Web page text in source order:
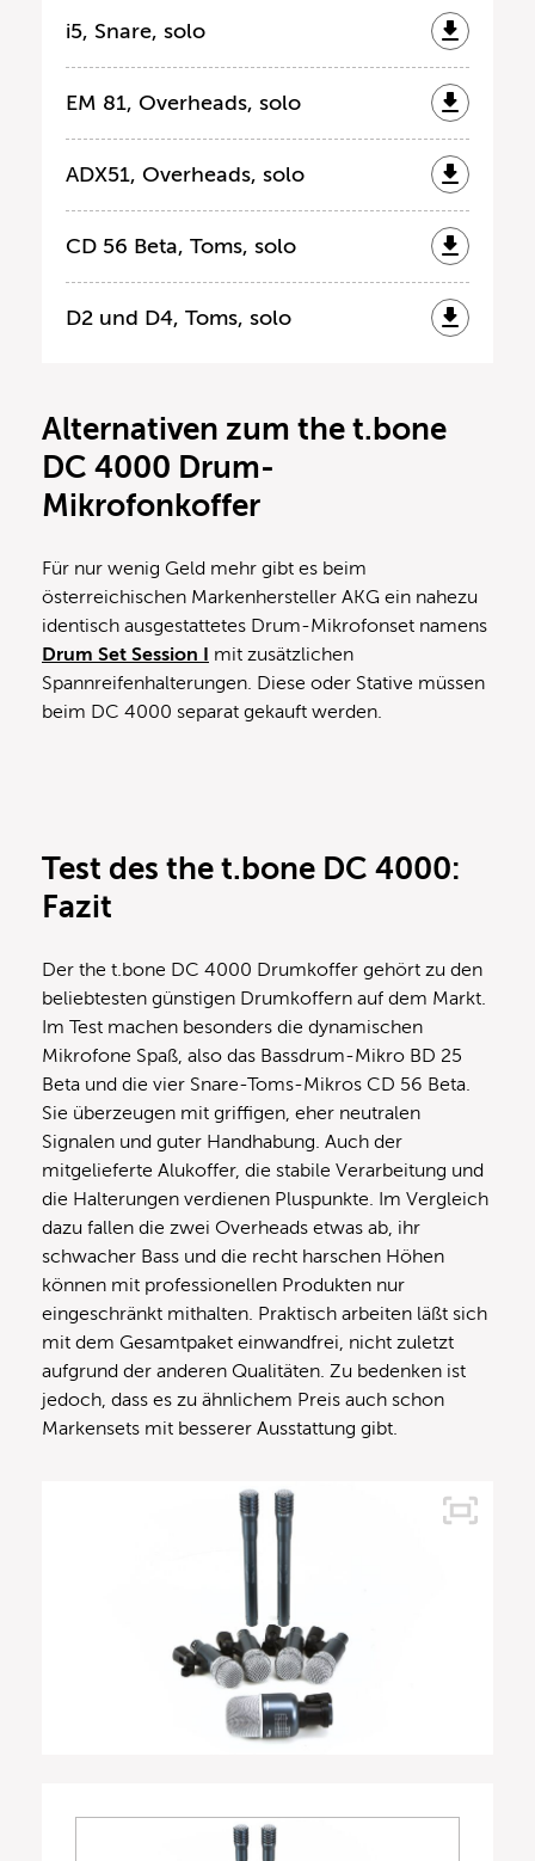
i5, Snare, solo
EM 81, Overheads, solo
ADX51, Overheads, solo
CD 56 Beta, Toms, solo
D2 und D4, Toms, solo
Alternativen zum the t.bone
DC 4000 Drum-
Mikrofonkoffer
Für nur wenig Geld mehr gibt es beim
österreichischen Markenhersteller AKG ein nahezu
identisch ausgestattetes Drum-Mikrofonset namens
Drum Set Session I mit zusätzlichen
Spannreifenhalterungen. Diese oder Stative müssen
beim DC 4000 separat gekauft werden.
Test des the t.bone DC 4000:
Fazit
Der the t.bone DC 4000 Drumkoffer gehört zu den
beliebtesten günstigen Drumkoffern auf dem Markt.
Im Test machen besonders die dynamischen
Mikrofone Spaß, also das Bassdrum-Mikro BD 25
Beta und die vier Snare-Toms-Mikros CD 56 Beta.
Sie überzeugen mit griffigen, eher neutralen
Signalen und guter Handhabung. Auch der
mitgelieferte Alukoffer, die stabile Verarbeitung und
die Halterungen verdienen Pluspunkte. Im Vergleich
dazu fallen die zwei Overheads etwas ab, ihr
schwacher Bass und die recht harschen Höhen
können mit professionellen Produkten nur
eingeschränkt mithalten. Praktisch arbeiten läßt sich
mit dem Gesamtpaket einwandfrei, nicht zuletzt
aufgrund der anderen Qualitäten. Zu bedenken ist
jedoch, dass es zu ähnlichem Preis auch schon
Markensets mit besserer Ausstattung gibt.